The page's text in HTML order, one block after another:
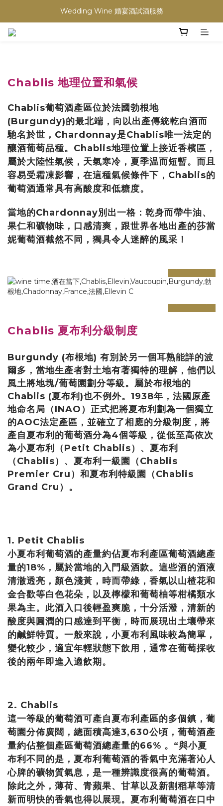
買滿任何酒類 六支 或買滿 $1200 (不限支數) 皆可享免費送貨
Wedding Wine 婚宴酒試酒服務
買滿任何酒類 六支 或買滿 $1200 (不限支數) 皆可享免費送貨
Chablis 地理位置和氣候
Chablis葡萄酒產區位於法國勃根地
(Burgundy)的最北端，向以出產傳統乾白酒而
馳名於世，Chardonnay是Chablis唯一法定的
釀酒葡萄品種。Chablis地理位置上接近香檳區，
屬於大陸性氣候，天氣寒冷，夏季温而短暫。而且
容易受霜凍影響，在這種氣候條件下，Chablis的
葡萄酒通常具有高酸度和低糖度。
當地的Chardonnay別出一格 ：乾身而帶牛油、
果仁和礦物味，口感清爽，跟世界各地出產的莎當
妮葡萄酒截然不同，獨具令人迷醉的風采！
prev next
prev next
Chablis 夏布利分級制度
Burgundy (布根地) 有別於另一個耳熟能詳的波
爾多，當地生產者對土地有著獨特的理解，他們以
風土將地塊/葡萄園劃分等級。屬於布根地的
Chablis (夏布利)也不例外。1938年，法國原產
地命名局（INAO）正式把將夏布利劃為一個獨立
的AOC法定產區，並確立了相應的分級制度，將
產自夏布利的葡萄酒分為4個等級，從低至高依次
為小夏布利（Petit Chablis）、夏布利
（Chablis）、夏布利一級園（Chablis
Premier Cru）和夏布利特級園（Chablis
Grand Cru）。
1. Petit Chablis
小夏布利葡萄酒的產量約佔夏布利產區葡萄酒總產
量的18%，屬於當地的入門級酒款。這些酒的酒液
清澈透亮，顏色淺黃，時而帶綠，香氣以山楂花和
金合歡等白色花朵，以及檸檬和葡萄柚等柑橘類水
果為主。此酒入口後輕盈爽脆，十分活潑，清新的
酸度與圓潤的口感達到平衡，時而展現出土壤帶來
的鹹鮮特質。一般來說，小夏布利風味較為簡單，
變化較少，適宜年輕狀態下飲用，通常在葡萄採收
後的兩年即進入適飲期。
2. Chablis
這一等級的葡萄酒可產自夏布利產區的多個鎮，葡
萄園分佈廣闊，總面積高達3,630公頃，葡萄酒產
量約佔整個產區葡萄酒總產量的66% 。“與小夏
布利不同的是，夏布利葡萄酒的香氣中充滿著沁人
心脾的礦物質氣息，是一種辨識度很高的葡萄酒。
除此之外，薄荷、青蘋果、甘草以及新割稻草等清
新而明快的香氣也得以展現。夏布利葡萄酒在口中